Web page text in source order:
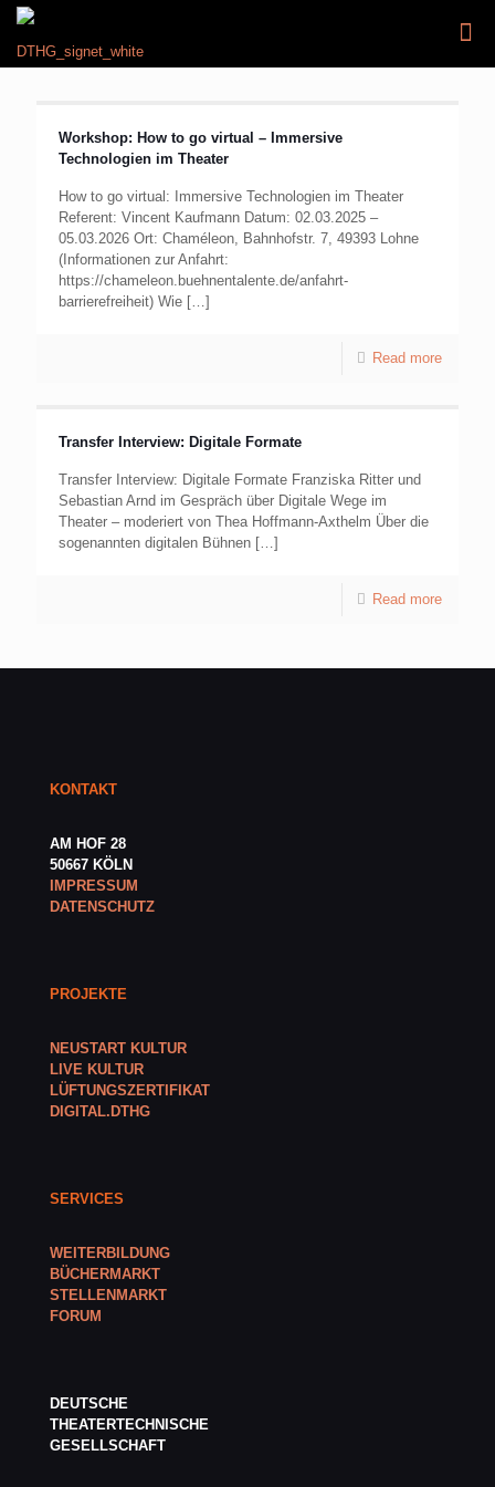
Workshop: How to go virtual – Immersive
Technologien im Theater
How to go virtual: Immersive Technologien im Theater
Referent: Vincent Kaufmann Datum: 02.03.2025 –
05.03.2026 Ort: Chaméleon, Bahnhofstr. 7, 49393 Lohne
(Informationen zur Anfahrt:
https://chameleon.buehnentalente.de/anfahrt-
barrierefreiheit) Wie […]
Read more
Transfer Interview: Digitale Formate
Transfer Interview: Digitale Formate Franziska Ritter und
Sebastian Arnd im Gespräch über Digitale Wege im
Theater – moderiert von Thea Hoffmann-Axthelm Über die
sogenannten digitalen Bühnen […]
Read more
KONTAKT
AM HOF 28
50667 KÖLN
IMPRESSUM
DATENSCHUTZ
PROJEKTE
NEUSTART KULTUR
LIVE KULTUR
LÜFTUNGSZERTIFIKAT
DIGITAL.DTHG
SERVICES
WEITERBILDUNG
BÜCHERMARKT
STELLENMARKT
FORUM
DEUTSCHE
THEATERTECHNISCHE
GESELLSCHAFT